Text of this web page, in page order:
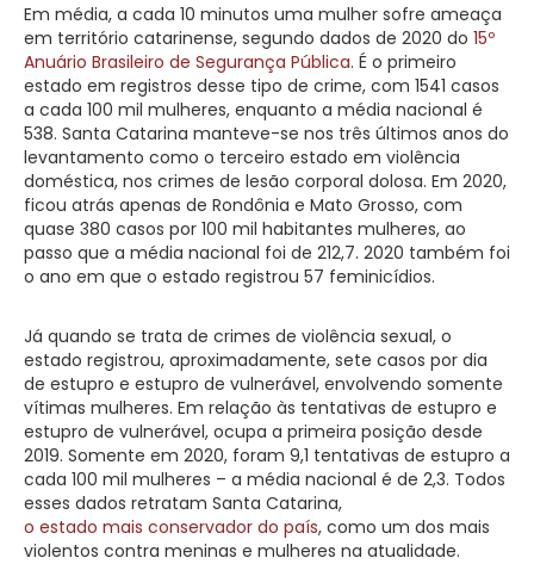
Em média, a cada 10 minutos uma mulher sofre ameaça
em território catarinense, segundo dados de 2020 do 15º
Anuário Brasileiro de Segurança Pública. É o primeiro
estado em registros desse tipo de crime, com 1541 casos
a cada 100 mil mulheres, enquanto a média nacional é
538. Santa Catarina manteve-se nos três últimos anos do
levantamento como o terceiro estado em violência
doméstica, nos crimes de lesão corporal dolosa. Em 2020,
ficou atrás apenas de Rondônia e Mato Grosso, com
quase 380 casos por 100 mil habitantes mulheres, ao
passo que a média nacional foi de 212,7. 2020 também foi
o ano em que o estado registrou 57 feminicídios.
Já quando se trata de crimes de violência sexual, o
estado registrou, aproximadamente, sete casos por dia
de estupro e estupro de vulnerável, envolvendo somente
vítimas mulheres. Em relação às tentativas de estupro e
estupro de vulnerável, ocupa a primeira posição desde
2019. Somente em 2020, foram 9,1 tentativas de estupro a
cada 100 mil mulheres – a média nacional é de 2,3. Todos
esses dados retratam Santa Catarina,
o estado mais conservador do país, como um dos mais
violentos contra meninas e mulheres na atualidade.